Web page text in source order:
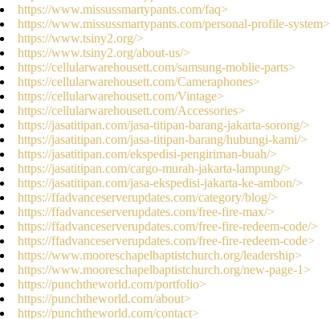
https://www.missussmartypants.com/faq>
https://www.missussmartypants.com/personal-profile-system>
https://www.tsiny2.org/>
https://www.tsiny2.org/about-us/>
https://cellularwarehousett.com/samsung-moblie-parts>
https://cellularwarehousett.com/Cameraphones>
https://cellularwarehousett.com/Vintage>
https://cellularwarehousett.com/Accessories>
https://jasatitipan.com/jasa-titipan-barang-jakarta-sorong/>
https://jasatitipan.com/jasa-titipan-barang/hubungi-kami/>
https://jasatitipan.com/ekspedisi-pengiriman-buah/>
https://jasatitipan.com/cargo-murah-jakarta-lampung/>
https://jasatitipan.com/jasa-ekspedisi-jakarta-ke-ambon/>
https://ffadvanceserverupdates.com/category/blog/>
https://ffadvanceserverupdates.com/free-fire-max/>
https://ffadvanceserverupdates.com/free-fire-redeem-code/>
https://ffadvanceserverupdates.com/free-fire-redeem-code>
https://www.mooreschapelbaptistchurch.org/leadership>
https://www.mooreschapelbaptistchurch.org/new-page-1>
https://punchtheworld.com/portfolio>
https://punchtheworld.com/about>
https://punchtheworld.com/contact>